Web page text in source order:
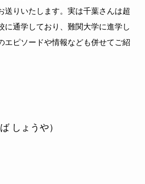
送りいたします。実は千葉さんは超
に通学しており、難関大学に進学し
エピソードや情報なども併せてご紹
しょうや）